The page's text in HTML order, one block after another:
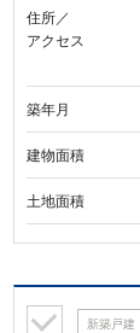
住所／
アクセス
築年月
建物面積
土地面積
新築戸建